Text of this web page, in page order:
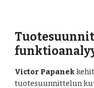
Victor Papanek
tuotesuunnittelun